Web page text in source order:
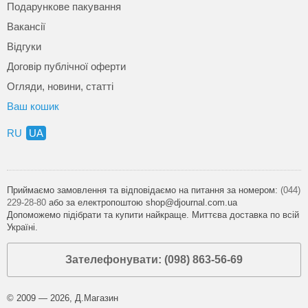
Подарункове пакування
Вакансії
Відгуки
Договір публічної оферти
Огляди, новини, статті
Ваш кошик
RU UA
Приймаємо замовлення та відповідаємо на питання за номером: (044)
229-28-80 або за електропоштою shop@djournal.com.ua
Допоможемо підібрати та купити найкраще. Миттєва доставка по всій
Україні.
Зателефонувати: (098) 863-56-69
© 2009 — 2026, Д.Магазин